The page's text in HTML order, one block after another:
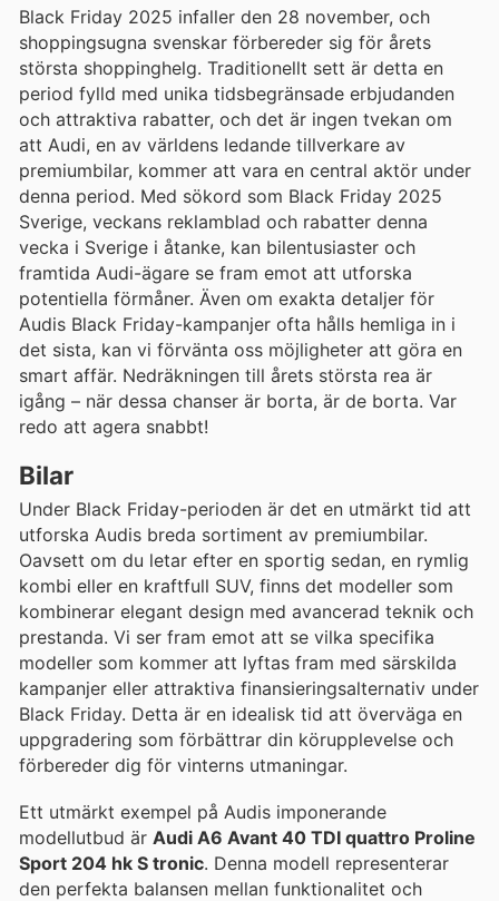
Black Friday 2025 infaller den 28 november, och
shoppingsugna svenskar förbereder sig för årets
största shoppinghelg. Traditionellt sett är detta en
period fylld med unika tidsbegränsade erbjudanden
och attraktiva rabatter, och det är ingen tvekan om
att Audi, en av världens ledande tillverkare av
premiumbilar, kommer att vara en central aktör under
denna period. Med sökord som Black Friday 2025
Sverige, veckans reklamblad och rabatter denna
vecka i Sverige i åtanke, kan bilentusiaster och
framtida Audi-ägare se fram emot att utforska
potentiella förmåner. Även om exakta detaljer för
Audis Black Friday-kampanjer ofta hålls hemliga in i
det sista, kan vi förvänta oss möjligheter att göra en
smart affär. Nedräkningen till årets största rea är
igång – när dessa chanser är borta, är de borta. Var
redo att agera snabbt!
Bilar
Under Black Friday-perioden är det en utmärkt tid att
utforska Audis breda sortiment av premiumbilar.
Oavsett om du letar efter en sportig sedan, en rymlig
kombi eller en kraftfull SUV, finns det modeller som
kombinerar elegant design med avancerad teknik och
prestanda. Vi ser fram emot att se vilka specifika
modeller som kommer att lyftas fram med särskilda
kampanjer eller attraktiva finansieringsalternativ under
Black Friday. Detta är en idealisk tid att överväga en
uppgradering som förbättrar din körupplevelse och
förbereder dig för vinterns utmaningar.
Ett utmärkt exempel på Audis imponerande
modellutbud är Audi A6 Avant 40 TDI quattro Proline
Sport 204 hk S tronic. Denna modell representerar
den perfekta balansen mellan funktionalitet och